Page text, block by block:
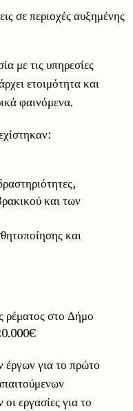
σε περιοχές αυξημένης
με τις υπηρεσίες
ετοιμότητα και
φαινόμενα.
και των
και
ρέματος στο Δήμο
έργων για το πρώτο
εργασίες για το